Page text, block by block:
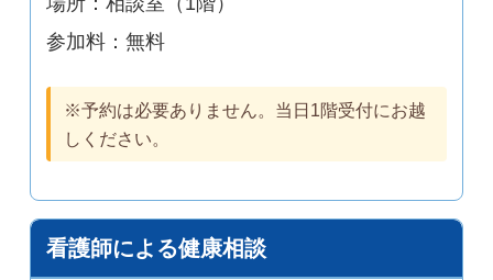
参加料：無料
※予約は必要ありません。当日1階受付にお越
しください。
看護師による健康相談